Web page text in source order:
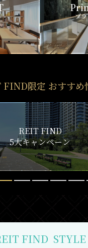
プ
限定 おすすめ
リアルタイム
更新一覧チェック
FIND STYLE